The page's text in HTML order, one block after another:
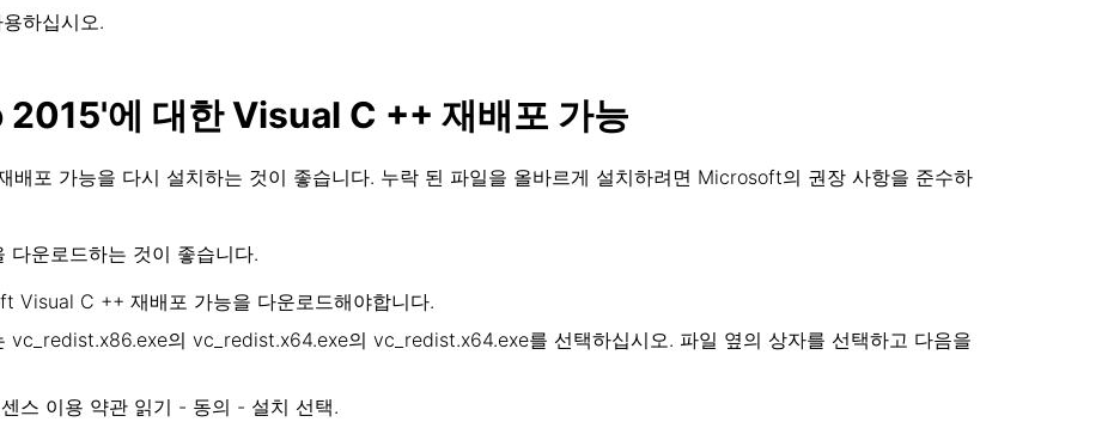
하십시오.
에 대한 Visual C ++ 재배포 가능
포 가능을 다시 설치하는 것이 좋습니다. 누락 된 파일을 올바르게 설치하려면 Microsoft의 권장 사항을 준수하
운로드하는 것이 좋습니다.
Visual C ++ 재배포 가능을 다운로드해야합니다.
의 vc_redist.x64.exe의 vc_redist.x64.exe를 선택하십시오. 파일 옆의 상자를 선택하고 다음을
스 이용 약관 읽기 - 동의 - 설치 선택.